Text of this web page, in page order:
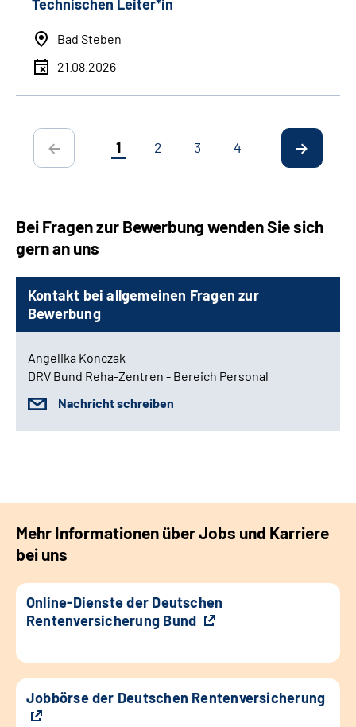
Technischen Leiter*in
Bad Steben
21.08.2026
1 2 3 4
Bei Fragen zur Bewerbung wenden Sie sich
gern an uns
Kontakt bei allgemeinen Fragen zur
Bewerbung
Angelika Konczak
DRV Bund Reha-Zentren - Bereich Personal
Nachricht schreiben
Mehr Informationen über Jobs und Karriere
bei uns
Online-Dienste der Deutschen
Rentenversicherung Bund
Jobbörse der Deutschen Rentenversicherung